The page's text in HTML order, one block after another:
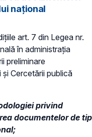
național
art. 7 din Legea nr.
în administraţia
preliminare
Cercetării publică
privind
documentelor de tip